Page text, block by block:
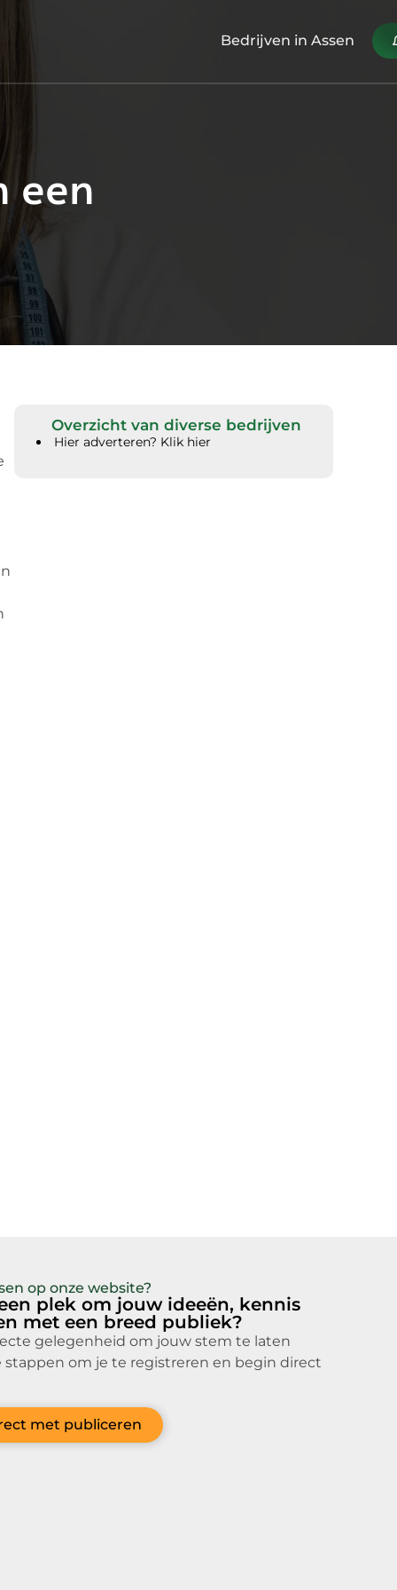
Bedrijven in Assen
een
Overzicht van diverse bedrijven
Hier adverteren? Klik hier
op onze website?
plek om jouw ideeën, kennis
met een breed publiek?
gelegenheid om jouw stem te laten
stappen om je te registreren en begin direct
met publiceren